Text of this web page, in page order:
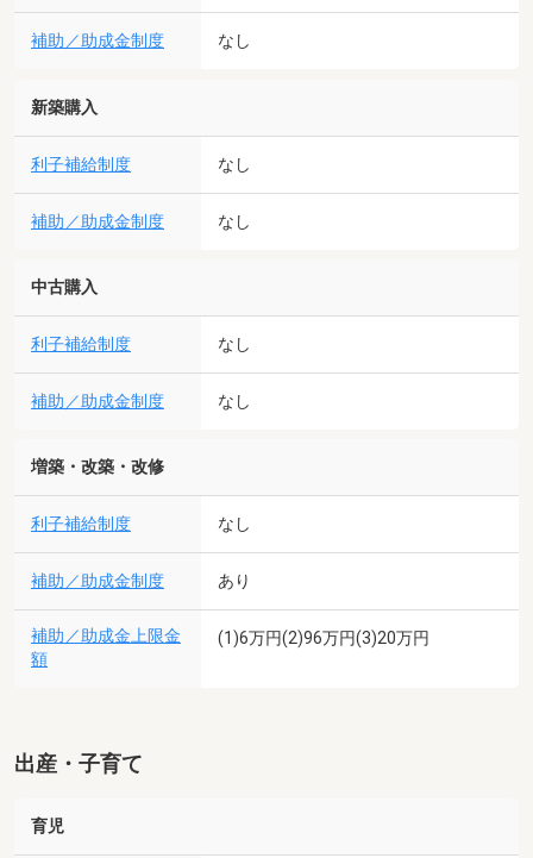
補助／助成金制度 なし
新築購入
利子補給制度 なし
補助／助成金制度 なし
中古購入
利子補給制度 なし
補助／助成金制度 なし
増築・改築・改修
利子補給制度 なし
補助／助成金制度 あり
補助／助成金上限金
額
(1)6万円(2)96万円(3)20万円
出産・子育て
育児